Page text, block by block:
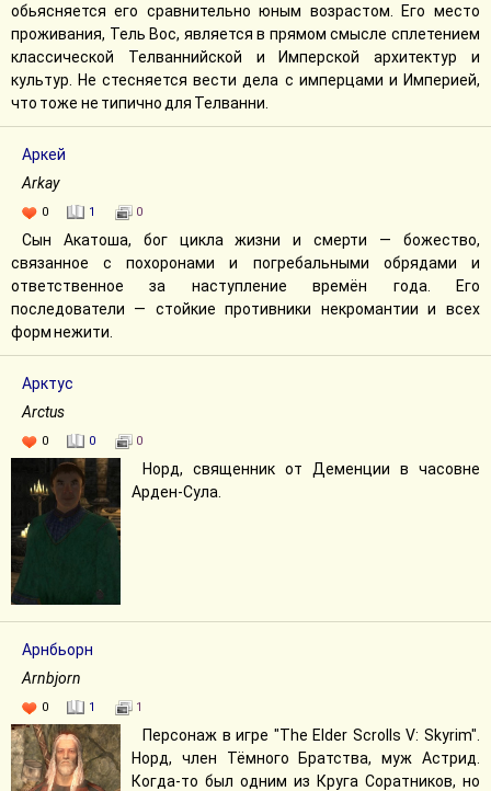
обьясняется его сравнительно юным возрастом. Его место
проживания, Тель Вос, является в прямом смысле сплетением
классической Телваннийской и Имперской архитектур и
культур. Не стесняется вести дела с имперцами и Империей,
что тоже не типично для Телванни.
Аркей
Arkay
0 1 0
Сын Акатоша, бог цикла жизни и смерти — божество,
связанное с похоронами и погребальными обрядами и
ответственное за наступление времён года. Его
последователи — стойкие противники некромантии и всех
форм нежити.
Арктус
Arctus
0 0 0
Норд, священник от Деменции в часовне
Арден-Сула.
Арнбьорн
Arnbjorn
0 1 1
Персонаж в игре "The Elder Scrolls V: Skyrim".
Норд, член Тёмного Братства, муж Астрид.
Когда-то был одним из Круга Соратников, но